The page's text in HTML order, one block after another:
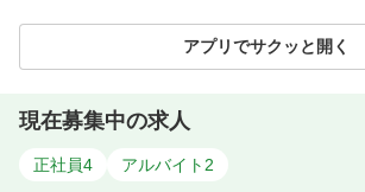
アプリでサクッと開く
現在募集中の求人
正社員4 アルバイト 2